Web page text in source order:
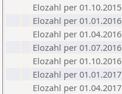
Elozahl per 01.10.2015
Elozahl per 01.01.2016
Elozahl per 01.04.2016
Elozahl per 01.07.2016
Elozahl per 01.10.2016
Elozahl per 01.01.2017
Elozahl per 01.04.2017